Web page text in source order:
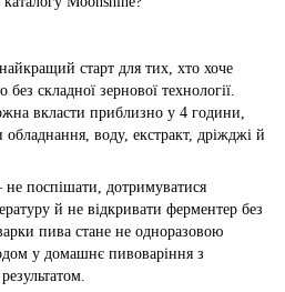
старт для тих, хто хоче
складної зернової технології.
вкласти приблизно у 4 години,
обладнання, воду, екстракт, дріжджі й
поспішати, дотримуватися
й не відкривати ферментер без
пива стане не одноразовою
у домашнє пивоваріння з